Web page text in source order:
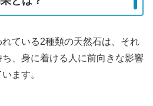
ている2種類の天然石は、それ
、身に着ける人に前向きな影響
ます。